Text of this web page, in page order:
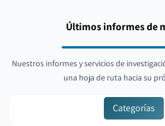
Últimos informes de
Nuestros informes y servicios de
una hoja de ruta hacia su
Categorías